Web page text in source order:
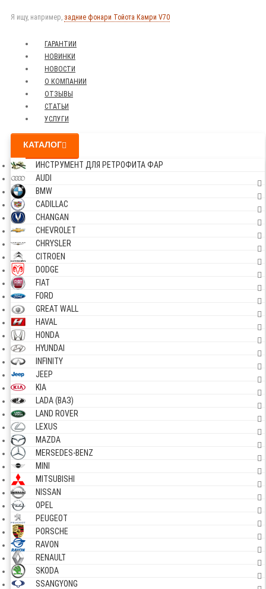
Я ищу, например, задние фонари Тойота Камри V70
ГАРАНТИИ
НОВИНКИ
НОВОСТИ
О КОМПАНИИ
ОТЗЫВЫ
СТАТЬИ
УСЛУГИ
КАТАЛОГ
ИНСТРУМЕНТ ДЛЯ РЕТРОФИТА ФАР
AUDI
BMW
CADILLAC
CHANGAN
CHEVROLET
CHRYSLER
CITROEN
DODGE
FIAT
FORD
GREAT WALL
HAVAL
HONDA
HYUNDAI
INFINITY
JEEP
KIA
LADA (ВАЗ)
LAND ROVER
LEXUS
MAZDA
MERSEDES-BENZ
MINI
MITSUBISHI
NISSAN
OPEL
PEUGEOT
PORSCHE
RAVON
RENAULT
SKODA
SSANGYONG